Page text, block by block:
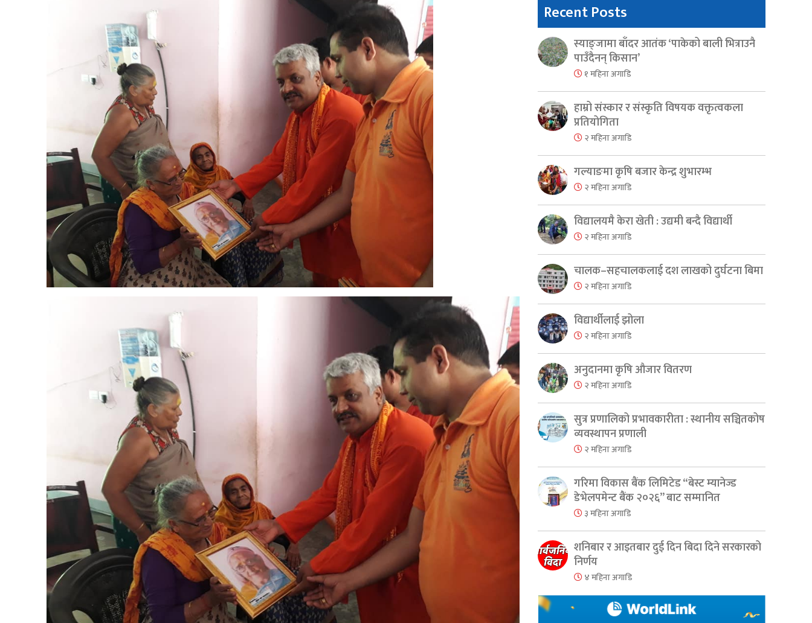
Recent Posts
स्याङ्जामा बाँदर आतंक ‘पाकेको बाली भित्राउनै
पाउँदैनन् किसान’
१ महिना अगाडि
हाम्रो संस्कार र संस्कृति विषयक वक्तृत्वकला
प्रतियोगिता
२ महिना अगाडि
गल्याङमा कृषि बजार केन्द्र शुभारम्भ
२ महिना अगाडि
विद्यालयमै केरा खेती : उद्यमी बन्दै विद्यार्थी
२ महिना अगाडि
चालक–सहचालकलाई दश लाखको दुर्घटना बिमा
२ महिना अगाडि
विद्यार्थीलाई झोला
२ महिना अगाडि
अनुदानमा कृषि औजार वितरण
२ महिना अगाडि
सुत्र प्रणालिको प्रभावकारीता : स्थानीय सञ्चितकोष
व्यवस्थापन प्रणाली
२ महिना अगाडि
गरिमा विकास बैंक लिमिटेड “बेस्ट म्यानेज्ड
डेभेलपमेन्ट बैंक २०२६” बाट सम्मानित
३ महिना अगाडि
शनिबार र आइतबार दुई दिन बिदा दिने सरकारको
निर्णय
४ महिना अगाडि